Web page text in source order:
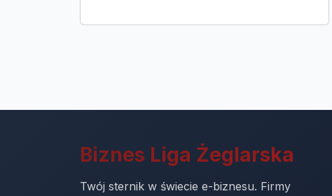
Biznes Liga Żeglarska
Twój sternik w świecie e-biznesu. Firmy